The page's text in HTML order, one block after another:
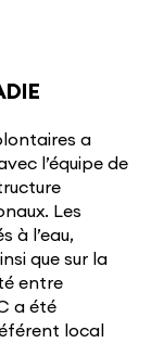
a
l’équipe de
Les
à l’eau,
que sur la
entre
a été
local